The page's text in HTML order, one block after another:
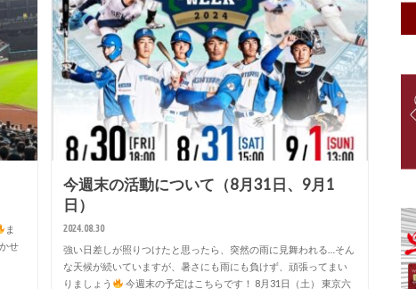
ま
せ
今週末の活動について（8月31日、9月1
日）
2024.08.30
強い日差しが照りつけたと思ったら、突然の雨に見舞われる…そん
な天候が続いていますが、暑さにも雨にも負けず、頑張ってまい
りましょう
今週末の予定はこちらです！ 8月31日（土） 東京六